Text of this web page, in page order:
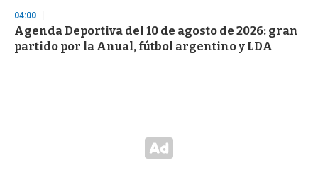
04:00
Agenda Deportiva del 10 de agosto de 2026: gran
partido por la Anual, fútbol argentino y LDA